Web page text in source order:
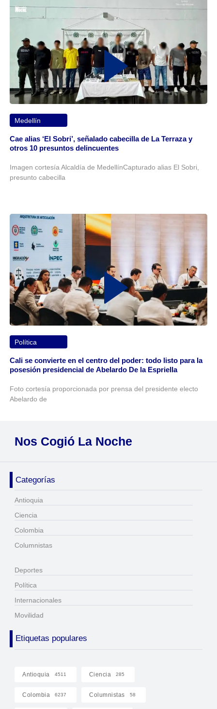
Medellín
Cae alias ‘El Sobri’, señalado cabecilla de La Terraza y
otros 10 presuntos delincuentes
Imagen cortesía Alcaldía de MedellínCapturado alias El Sobri,
presunto cabecilla
Política
Cali se convierte en el centro del poder: todo listo para la
posesión presidencial de Abelardo De la Espriella
Foto cortesía proporcionada por prensa del presidente electo
Abelardo de
Nos Cogió La Noche
Categorías
Antioquia
Ciencia
Colombia
Columnistas
Deportes
Política
Internacionales
Movilidad
Etiquetas populares
Antioquia 4511 Ciencia 285
Colombia 6237 Columnistas 58